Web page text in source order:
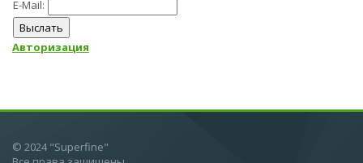
E-Mail:
Авторизация
© 2024 "Superfine"